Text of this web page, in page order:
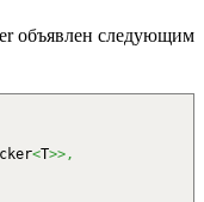
объявлен следующим
<T>>,